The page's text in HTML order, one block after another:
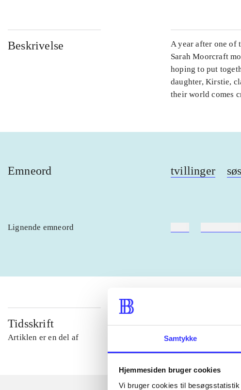
Samtykke
Hjemmesiden bruger cookies
Vi bruger cookies til
Beskrivelse
A year after one of
Sarah Moorcraft
hoping to put
daughter, Kirstie,
their world comes
Emneord tvillinger
Lignende emneord
Tidsskrift
Artiklen er en del af